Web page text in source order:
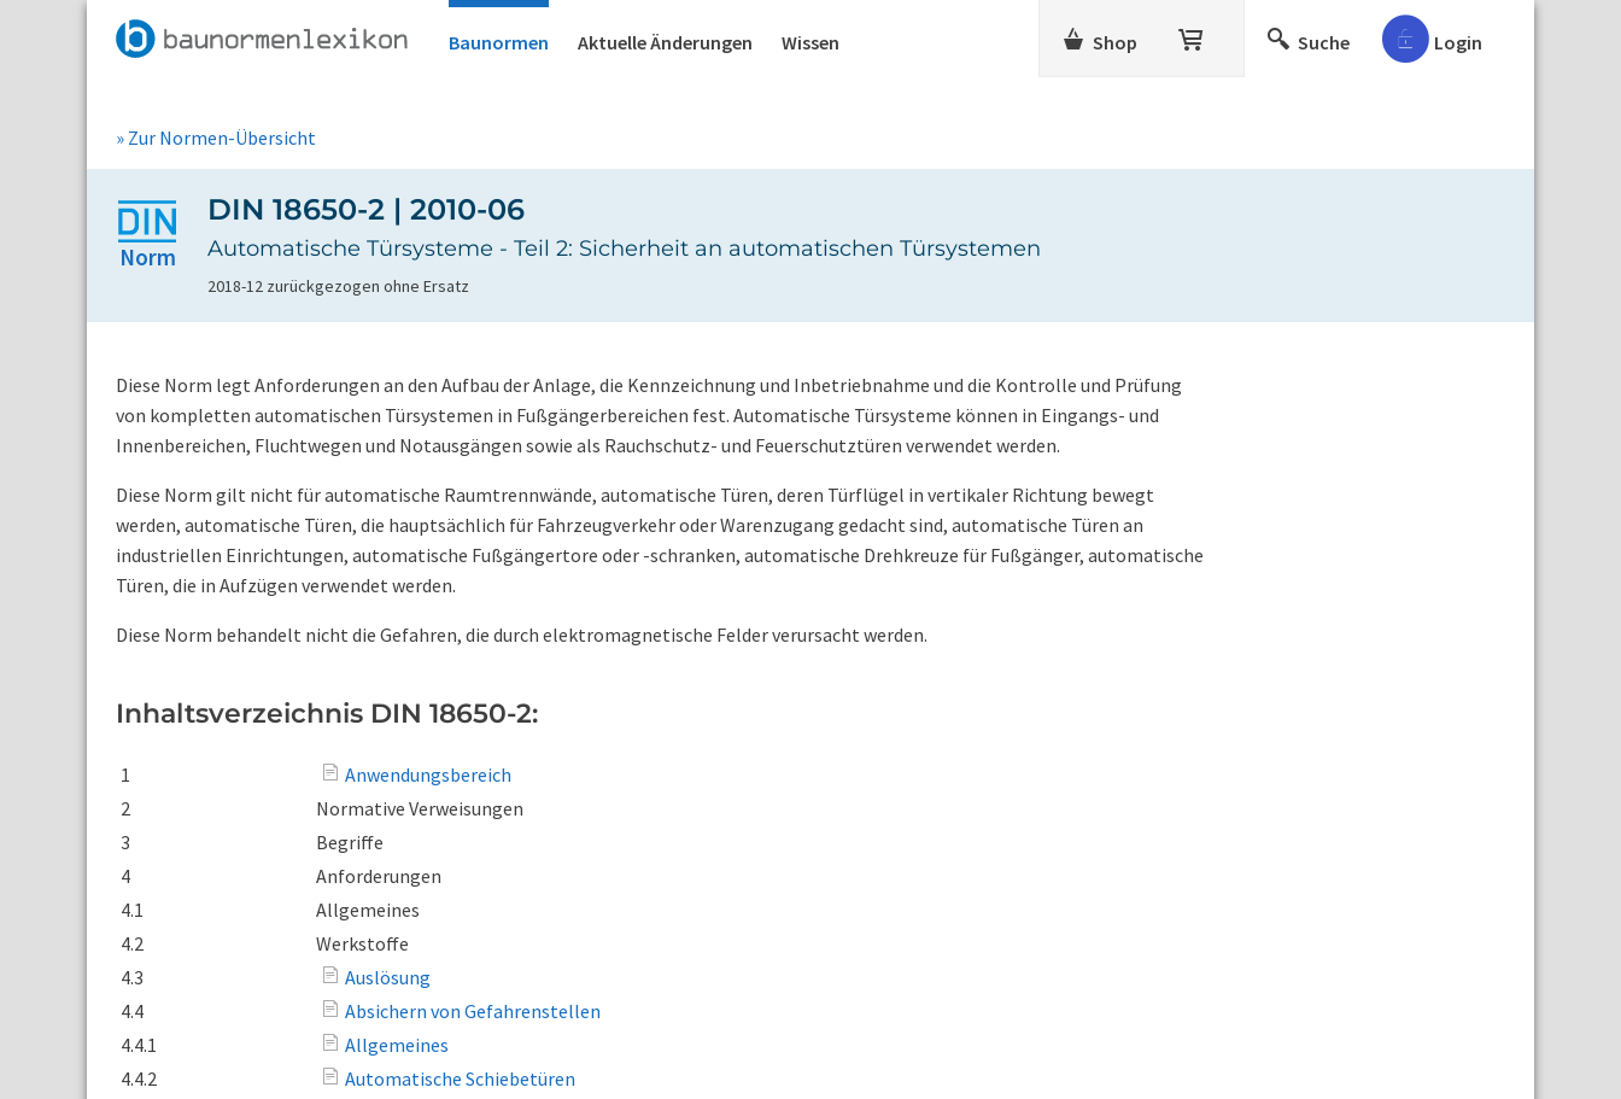
Baunormen Aktuelle Änderungen Wissen Shop Suche Login
» Zur Normen-Übersicht
Norm
DIN 18650-2 | 2010-06
Automatische Türsysteme - Teil 2: Sicherheit an automatischen Türsystemen
2018-12 zurückgezogen ohne Ersatz
Diese Norm legt Anforderungen an den Aufbau der Anlage, die Kennzeichnung und Inbetriebnahme und die Kontrolle und Prüfung
von kompletten automatischen Türsystemen in Fußgängerbereichen fest. Automatische Türsysteme können in Eingangs- und
Innenbereichen, Fluchtwegen und Notausgängen sowie als Rauchschutz- und Feuerschutztüren verwendet werden.
Diese Norm gilt nicht für automatische Raumtrennwände, automatische Türen, deren Türflügel in vertikaler Richtung bewegt
werden, automatische Türen, die hauptsächlich für Fahrzeugverkehr oder Warenzugang gedacht sind, automatische Türen an
industriellen Einrichtungen, automatische Fußgängertore oder -schranken, automatische Drehkreuze für Fußgänger, automatische
Türen, die in Aufzügen verwendet werden.
Diese Norm behandelt nicht die Gefahren, die durch elektromagnetische Felder verursacht werden.
Inhaltsverzeichnis DIN 18650-2:
1
Anwendungsbereich
2
Normative Verweisungen
3
Begriffe
4
Anforderungen
4.1
Allgemeines
4.2
Werkstoffe
4.3
Auslösung
4.4
Absichern von Gefahrenstellen
4.4.1
Allgemeines
4.4.2
Automatische Schiebetüren